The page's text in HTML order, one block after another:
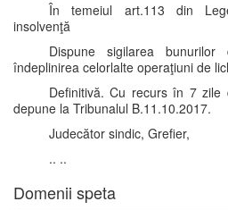
În temeiul art.113 din
insolvenţă
Dispune sigilarea
îndeplinirea celorlalte operaţiuni de
Definitivă. Cu recurs în 7
depune la Tribunalul B.11.10.2017.
Judecător sindic, Grefier,
.. ..
Domenii speta